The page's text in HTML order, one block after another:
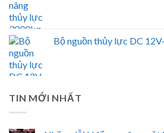
Bộ nguồn thủy lực DC
TIN MỚI NHẤT